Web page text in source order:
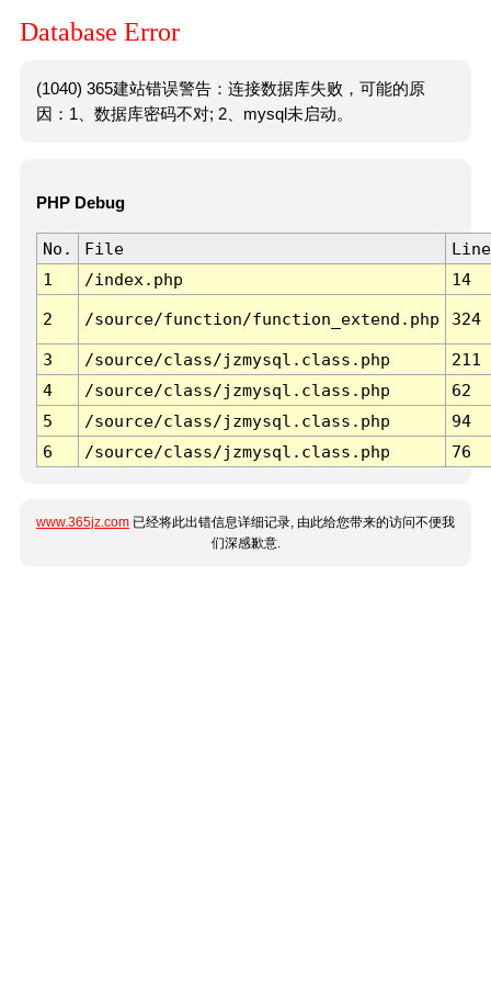
Database Error
(1040) 365建站错误警告：连接数据库失败，可能的原
因：1、数据库密码不对; 2、mysql未启动。
PHP Debug
No. File
Line
1
/index.php 14
2 /source/function/function_extend.php 324
3 /source/class/jzmysql.class.php
211
4
/source/class/jzmysql.class.php
62
5
/source/class/jzmysql.class.php
94
6
/source/class/jzmysql.class.php 76
www.365jz.com 已经将此出错信息详细记录, 由此给您带来的访问不便我
们深感歉意.